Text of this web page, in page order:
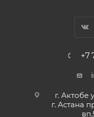
+7
г. Актобе
г. Астана